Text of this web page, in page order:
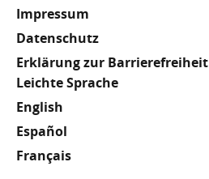
Impressum
Datenschutz
Erklärung zur Barrierefreiheit
Meta
Footer
Leichte Sprache
English
Español
Français